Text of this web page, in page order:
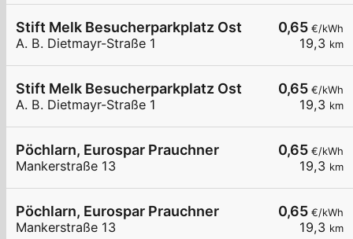
0,65 €/kWh
19,3 km
Stift Melk Besucherparkplatz Ost
A. B. Dietmayr-Straße 1
0,65 €/kWh
19,3 km
Stift Melk Besucherparkplatz Ost
A. B. Dietmayr-Straße 1
0,65 €/kWh
19,3 km
Pöchlarn, Eurospar Prauchner
Mankerstraße 13
0,65 €/kWh
19,3 km
Pöchlarn, Eurospar Prauchner
Mankerstraße 13